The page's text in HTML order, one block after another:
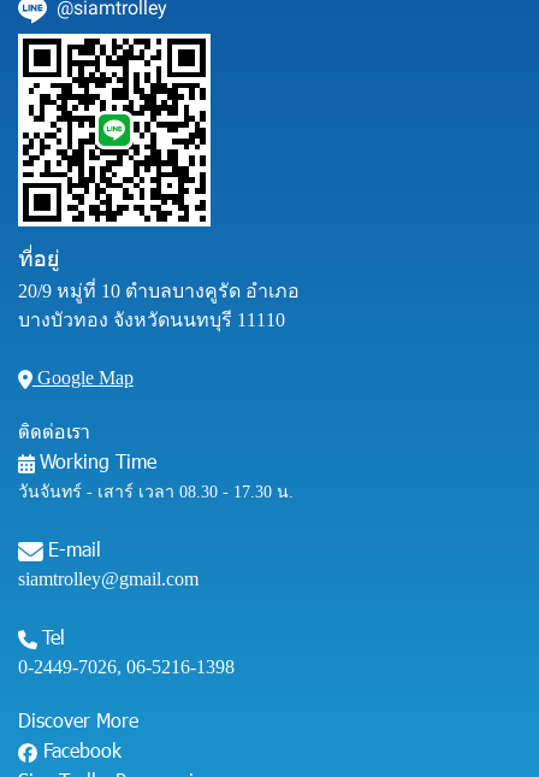
@siamtrolley
ที่อยู่
20/9 หมู่ที่ 10 ตำบลบางคูรัด อำเภอ
บางบัวทอง จังหวัดนนทบุรี 11110
Google Map
ติดต่อเรา
Working Time
วันจันทร์ - เสาร์ เวลา 08.30 - 17.30 น.
E-mail
siamtrolley@gmail.com
Tel
0-2449-7026, 06-5216-1398
Discover More
Facebook